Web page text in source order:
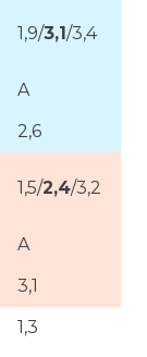
1,9/3,1/3,4
A
2,6
1,5/2,4/3,2
A
3,1
1,3